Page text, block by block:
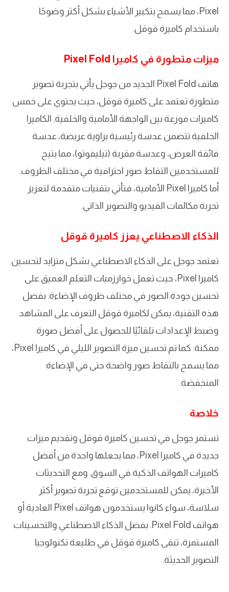
Pixel، مما يسمح بتكبير الأشياء بشكل أكثر وضوحًا
باستخدام كاميرة قوقل.
ميزات متطورة في كاميرا Pixel Fold
هاتف Pixel Fold الجديد من جوجل يأتي بتجربة تصوير
متطورة تعتمد على كاميرة قوقل، حيث يحتوي على خمس
كاميرات موزعة بين الواجهة الأمامية والخلفية. الكاميرا
الخلفية تتضمن عدسة رئيسية بزاوية عريضة، عدسة
فائقة العرض، وعدسة مقربة (تيليفوتو)، مما يتيح
للمستخدمين التقاط صور احترافية في مختلف الظروف.
أما كاميرا Pixel الأمامية، فتأتي بتقنيات متقدمة لتعزيز
تجربة مكالمات الفيديو والتصوير الذاتي.
الذكاء الاصطناعي يعزز كاميرة قوقل
تعتمد جوجل على الذكاء الاصطناعي بشكل متزايد لتحسين
كاميرا Pixel، حيث تعمل خوارزميات التعلم العميق على
تحسين جودة الصور في مختلف ظروف الإضاءة. بفضل
هذه التقنية، يمكن لكاميرة قوقل التعرف على المشاهد
وضبط الإعدادات تلقائيًا للحصول على أفضل صورة
ممكنة. كما تم تحسين ميزة التصوير الليلي في كاميرا Pixel،
مما يسمح بالتقاط صور واضحة حتى في الإضاءة
المنخفضة.
خلاصة
تستمر جوجل في تحسين كاميرة قوقل وتقديم ميزات
جديدة في كاميرا Pixel، مما يجعلها واحدة من أفضل
كاميرات الهواتف الذكية في السوق. ومع التحديثات
الأخيرة، يمكن للمستخدمين توقع تجربة تصوير أكثر
سلاسة، سواء كانوا يستخدمون هواتف Pixel العادية أو
هواتف Pixel Fold. بفضل الذكاء الاصطناعي والتحسينات
المستمرة، تبقى كاميرة قوقل في طليعة تكنولوجيا
التصوير الحديثة.